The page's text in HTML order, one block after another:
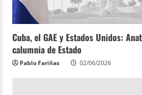
Cuba, el GAE y Estados Unidos:
calumnia de Estado
Pablo Fariñas 02/06/2026